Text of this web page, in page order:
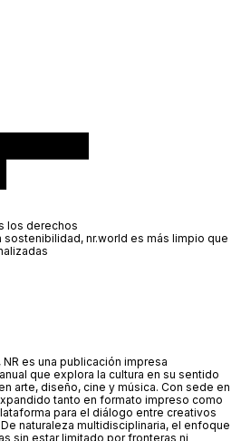
es una publicación impresa
que explora la cultura en su sentido
arte, diseño, cine y música. Con sede en
tanto en formato impreso como
para el diálogo entre creativos
naturaleza multidisciplinaria, el enfoque
sin estar limitado por fronteras ni
los derechos
nr.world es más limpio que